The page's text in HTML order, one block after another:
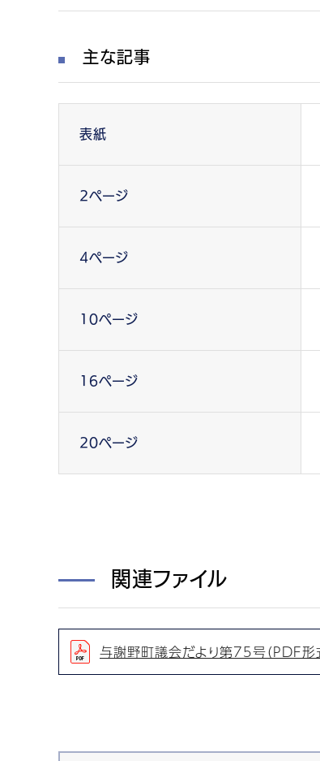
主な記事
表紙
2ページ
4ページ
10ページ
16ページ
20ページ
関連ファイル
与謝野町議会だより第75号（PDF形